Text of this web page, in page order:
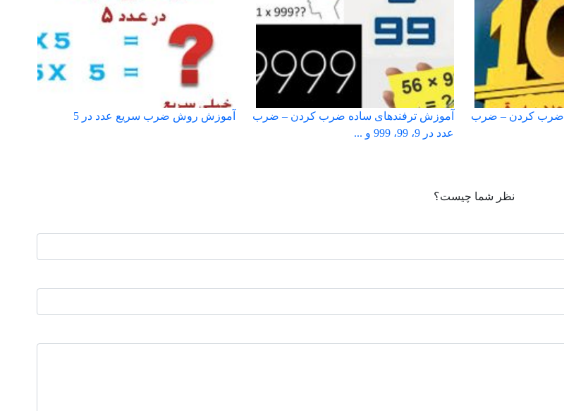
ضرب کردن – ضرب
آموزش ترفندهای ساده ضرب کردن – ضرب
عدد در 9، 99، 999 و ...
آموزش روش ضرب سریع عدد در 5
نظر شما چیست؟